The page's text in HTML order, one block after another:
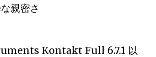
親密さ
Kontakt Full 6.7.1 以